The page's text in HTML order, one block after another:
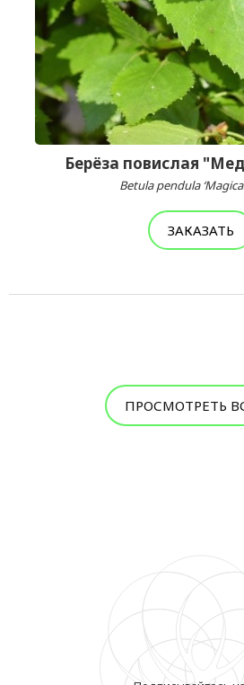
Берёза повислая
Betula pendula
ЗАКАЗАТЬ
ПРОСМОТРЕТЬ